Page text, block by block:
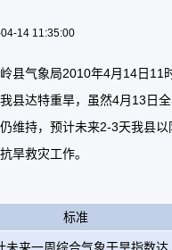
14 11:35:00
县气象局2010年4月14日11
县达特重旱，虽然4月13日
维持，预计未来2-3天我县
旱救灾工作。
标准